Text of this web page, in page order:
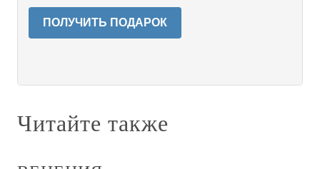
ПОЛУЧИТЬ ПОДАРОК
Читайте также